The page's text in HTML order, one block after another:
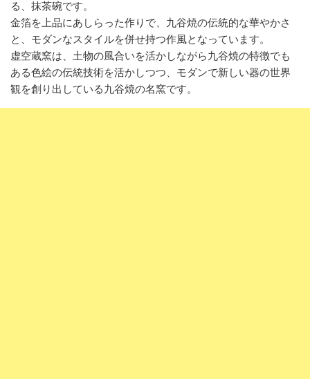
る、抹茶碗です。
金箔を上品にあしらった作りで、九谷焼の伝統的な華やかさ
と、モダンなスタイルを併せ持つ作風となっています。
虚空蔵窯は、土物の風合いを活かしながら九谷焼の特徴でも
ある色絵の伝統技術を活かしつつ、モダンで新しい器の世界
観を創り出している九谷焼の名窯です。